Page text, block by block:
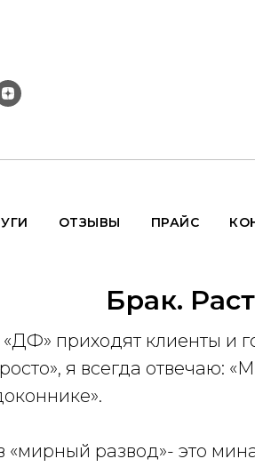
ОТЗЫВЫ ПРАЙС
Брак.
«ДФ» приходят клиенты
я всегда отвечаю:
«мирный развод»- это